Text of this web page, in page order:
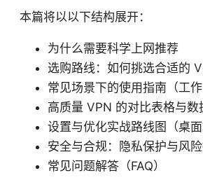
本篇将以以下结构展开：
为什么需要科学上网推荐
选购路线：如何挑选合适的
常见场景下的使用指南（工
高质量 VPN 的对比表格与数
设置与优化实战路线图（桌
安全与合规：隐私保护与风
常见问题解答（FAQ）